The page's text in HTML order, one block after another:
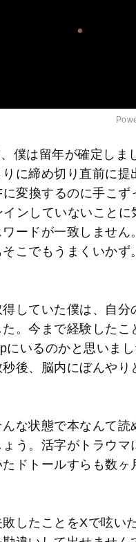
僕は留年が確定しま
に締め切り直前に
変換するのに手こ
ンしていないことに
ードが一致しませ
こでもうまくいか
していた僕は、自分
。今まで経験した
にいるのかと思いま
後、脳内にぼんや
な状態で本なんて読
う。活字がトラウ
ドトールすらも数ヶ
したことをXで呟い